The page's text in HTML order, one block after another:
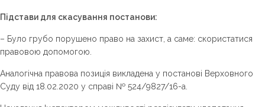
Підстави для скасування постанови:
– Було грубо порушено право на захист, а саме: скористатися
правовою допомогою.
Аналогічна правова позиція викладена у постанові Верховного
Суду від 18.02.2020 у справі № 524/9827/16-а.